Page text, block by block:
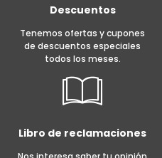
Descuentos
Tenemos ofertas y cupones
de descuentos especiales
todos los meses.
Libro de reclamaciones